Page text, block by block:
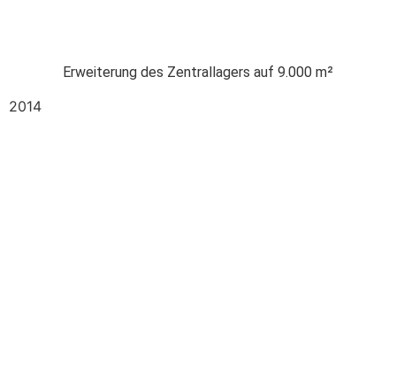
Erweiterung des Zentrallagers auf 9.000 m²
2014